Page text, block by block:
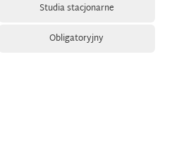
Studia stacjonarne
Obligatoryjny